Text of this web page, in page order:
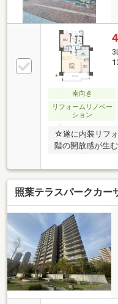
南向き
リフォームリノベー
ション
☆遂に内装リフ
階の開放感が生
う。リビングか
夜を彩る特等席
境、健康、子ど
しい街並みにな
わ高く、心豊か
などはコチラま
当：向井（むか
LINE:@xpr7495t
照葉テラスパークカー